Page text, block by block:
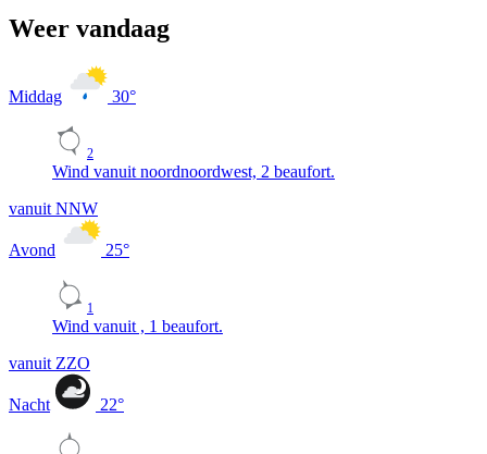
Weer vandaag
Middag 30°
2
Wind vanuit noordnoordwest, 2 beaufort.
vanuit NNW
Avond 25°
1
Wind vanuit , 1 beaufort.
vanuit ZZO
Nacht 22°